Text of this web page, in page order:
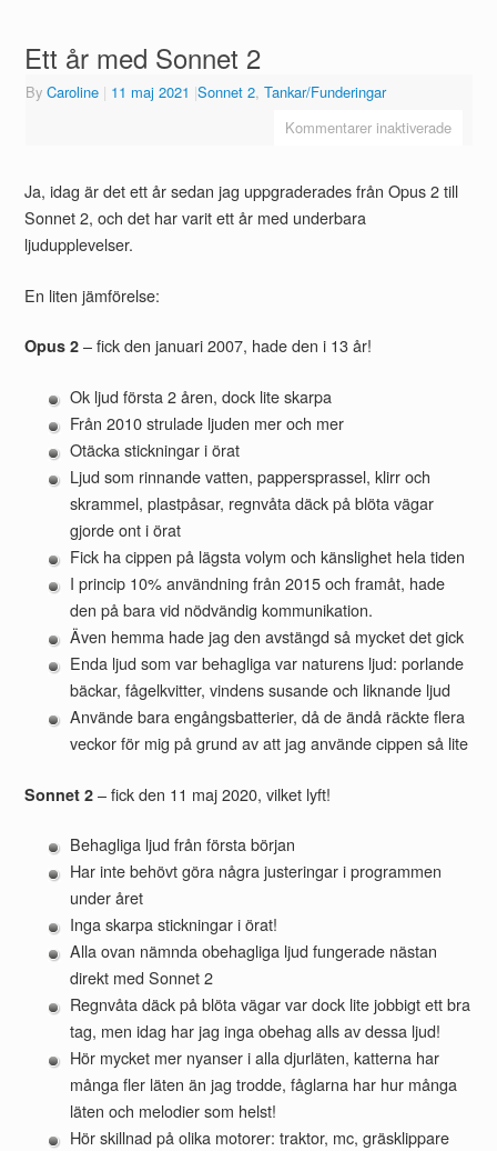
Ett år med Sonnet 2
By Caroline | 11 maj 2021 |Sonnet 2, Tankar/Funderingar
Kommentarer inaktiverade
Ja, idag är det ett år sedan jag uppgraderades från Opus 2 till
Sonnet 2, och det har varit ett år med underbara
ljudupplevelser.
En liten jämförelse:
Opus 2– fick den januari 2007, hade den i 13 år!
Ok ljud första 2 åren, dock lite skarpa
Från 2010 strulade ljuden mer och mer
Otäcka stickningar i örat
Ljud som rinnande vatten, pappersprassel, klirr och
skrammel, plastpåsar, regnvåta däck på blöta vägar
gjorde ont i örat
Fick ha cippen på lägsta volym och känslighet hela tiden
I princip 10% användning från 2015 och framåt, hade
den på bara vid nödvändig kommunikation.
Även hemma hade jag den avstängd så mycket det gick
Enda ljud som var behagliga var naturens ljud: porlande
bäckar, fågelkvitter, vindens susande och liknande ljud
Använde bara engångsbatterier, då de ändå räckte flera
veckor för mig på grund av att jag använde cippen så lite
Sonnet 2– fick den 11 maj 2020, vilket lyft!
Behagliga ljud från första början
Har inte behövt göra några justeringar i programmen
under året
Inga skarpa stickningar i örat!
Alla ovan nämnda obehagliga ljud fungerade nästan
direkt med Sonnet 2
Regnvåta däck på blöta vägar var dock lite jobbigt ett bra
tag, men idag har jag inga obehag alls av dessa ljud!
Hör mycket mer nyanser i alla djurläten, katterna har
många fler läten än jag trodde, fåglarna har hur många
läten och melodier som helst!
Hör skillnad på olika motorer: traktor, mc, gräsklippare